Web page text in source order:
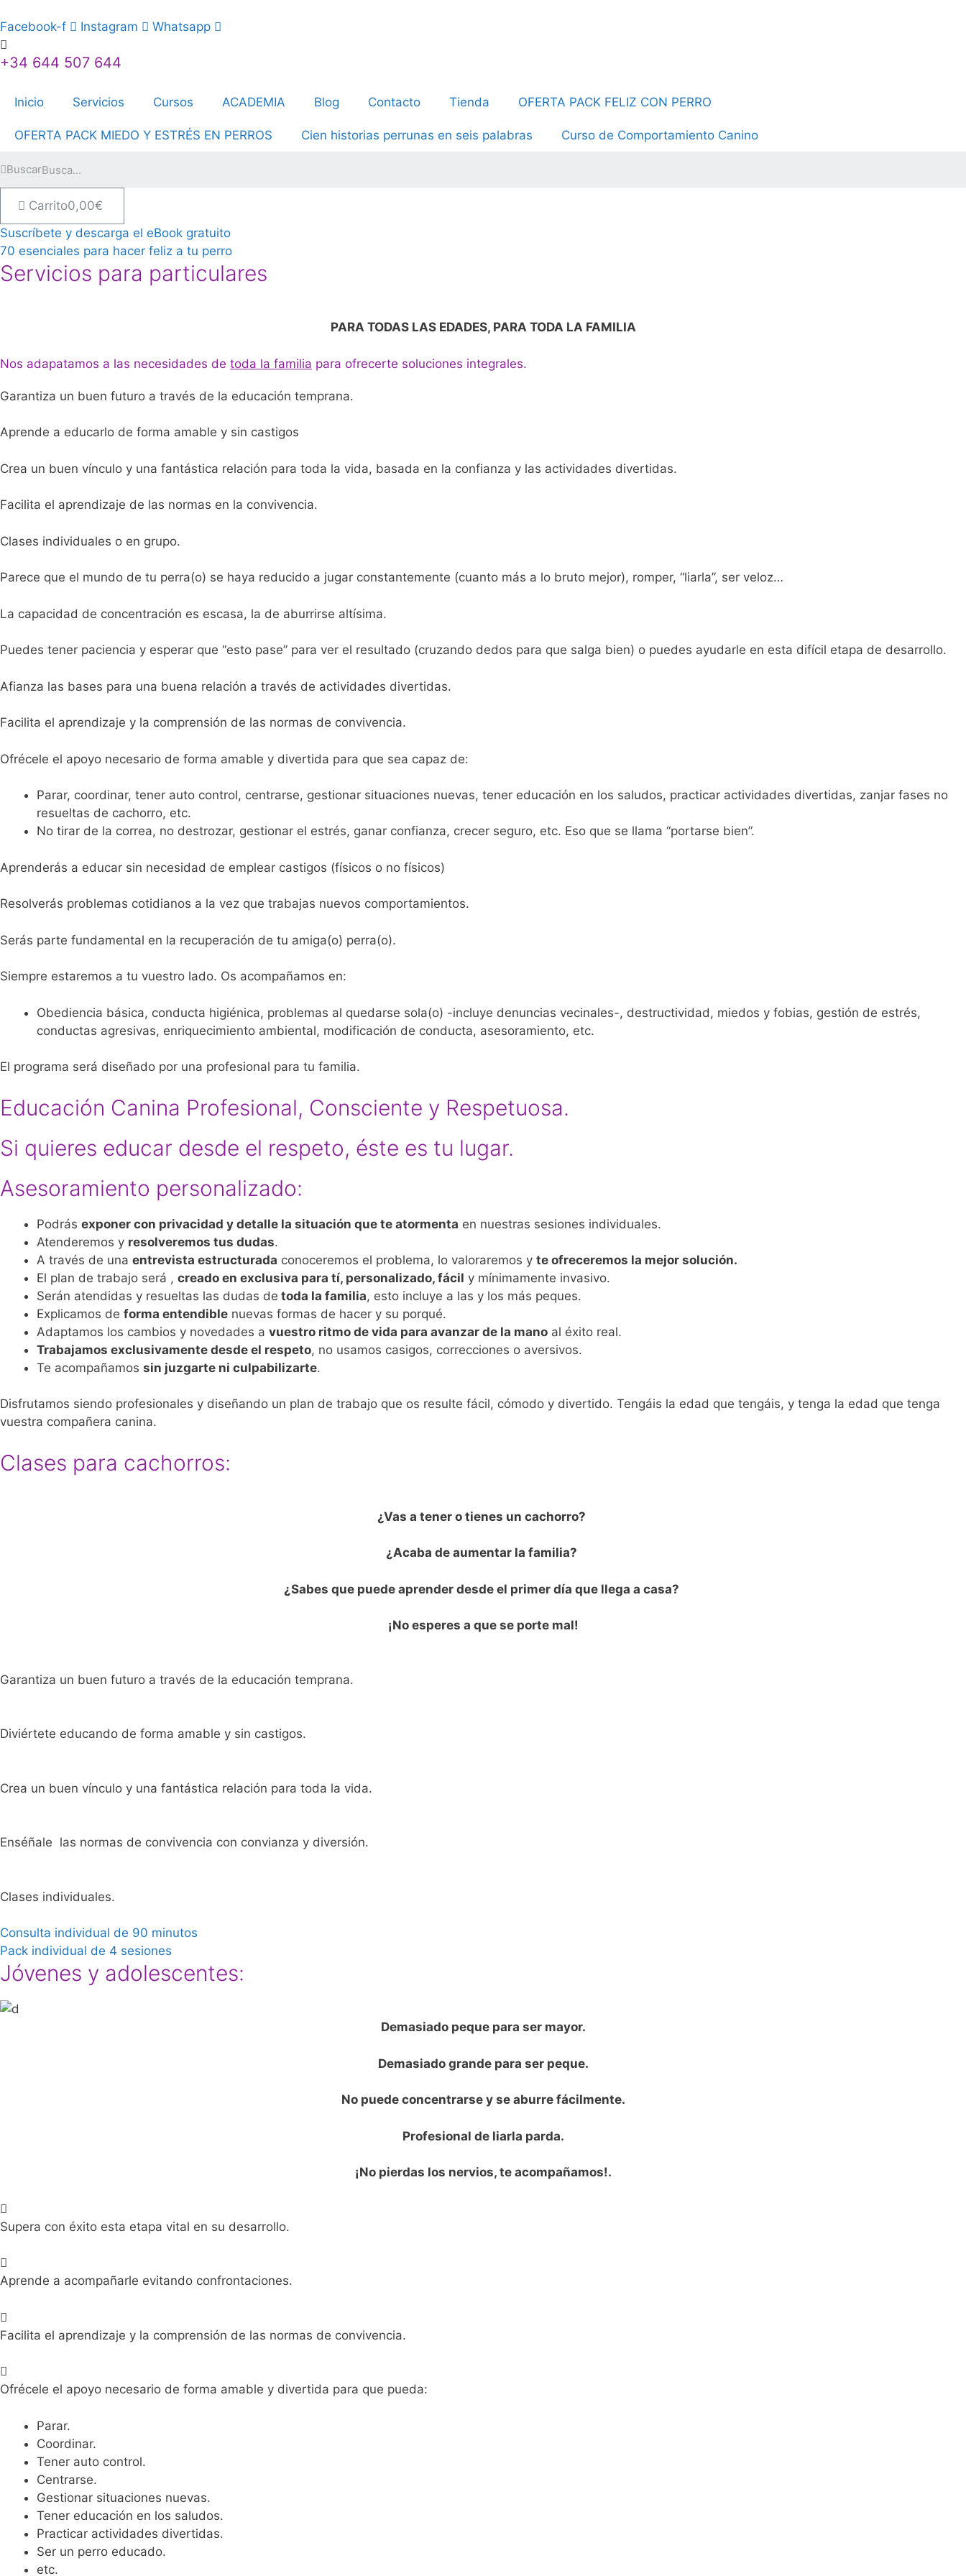
Facebook-f Instagram Whatsapp
+34 644 507 644
Inicio Servicios Cursos ACADEMIA Blog Contacto Tienda OFERTA PACK FELIZ CON PERRO
OFERTA PACK MIEDO Y ESTRÉS EN PERROS Cien historias perrunas en seis palabras Curso de Comportamiento Canino
Buscar
0,00€
Carrito
Suscríbete y descarga el eBook gratuito
70 esenciales para hacer feliz a tu perro
Servicios para particulares
PARA TODAS LAS EDADES, PARA TODA LA FAMILIA
Nos adapatamos a las necesidades de toda la familia para ofrecerte soluciones integrales.
Garantiza un buen futuro a través de la educación temprana.
Aprende a educarlo de forma amable y sin castigos
Crea un buen vínculo y una fantástica relación para toda la vida, basada en la confianza y las actividades divertidas.
Facilita el aprendizaje de las normas en la convivencia.
Clases individuales o en grupo.
Parece que el mundo de tu perra(o) se haya reducido a jugar constantemente (cuanto más a lo bruto mejor), romper, “liarla”, ser veloz…
La capacidad de concentración es escasa, la de aburrirse altísima.
Puedes tener paciencia y esperar que “esto pase” para ver el resultado (cruzando dedos para que salga bien) o puedes ayudarle en esta difícil etapa de desarrollo.
Afianza las bases para una buena relación a través de actividades divertidas.
Facilita el aprendizaje y la comprensión de las normas de convivencia.
Ofrécele el apoyo necesario de forma amable y divertida para que sea capaz de:
Parar, coordinar, tener auto control, centrarse, gestionar situaciones nuevas, tener educación en los saludos, practicar actividades divertidas, zanjar fases no
resueltas de cachorro, etc.
No tirar de la correa, no destrozar, gestionar el estrés, ganar confianza, crecer seguro, etc. Eso que se llama “portarse bien”.
Aprenderás a educar sin necesidad de emplear castigos (físicos o no físicos)
Resolverás problemas cotidianos a la vez que trabajas nuevos comportamientos.
Serás parte fundamental en la recuperación de tu amiga(o) perra(o).
Siempre estaremos a tu vuestro lado. Os acompañamos en:
Obediencia básica, conducta higiénica, problemas al quedarse sola(o) -incluye denuncias vecinales-, destructividad, miedos y fobias, gestión de estrés,
conductas agresivas, enriquecimiento ambiental, modificación de conducta, asesoramiento, etc.
El programa será diseñado por una profesional para tu familia.
Educación Canina Profesional, Consciente y Respetuosa.
Si quieres educar desde el respeto, éste es tu lugar.
Asesoramiento personalizado:
Podrás exponer con privacidad y detalle la situación que te atormenta en nuestras sesiones individuales.
Atenderemos y resolveremos tus dudas.
A través de una entrevista estructurada conoceremos el problema, lo valoraremos y te ofreceremos la mejor solución.
El plan de trabajo será , creado en exclusiva para tí, personalizado, fácil y mínimamente invasivo.
Serán atendidas y resueltas las dudas de toda la familia, esto incluye a las y los más peques.
Explicamos de forma entendible nuevas formas de hacer y su porqué.
Adaptamos los cambios y novedades a vuestro ritmo de vida para avanzar de la mano al éxito real.
Trabajamos exclusivamente desde el respeto, no usamos casigos, correcciones o aversivos.
Te acompañamos sin juzgarte ni culpabilizarte.
Disfrutamos siendo profesionales y diseñando un plan de trabajo que os resulte fácil, cómodo y divertido. Tengáis la edad que tengáis, y tenga la edad que tenga
vuestra compañera canina.
Clases para cachorros:
¿Vas a tener o tienes un cachorro?
¿Acaba de aumentar la familia?
¿Sabes que puede aprender desde el primer día que llega a casa?
¡No esperes a que se porte mal!
Garantiza un buen futuro a través de la educación temprana.
Diviértete educando de forma amable y sin castigos.
Crea un buen vínculo y una fantástica relación para toda la vida.
Enséñale las normas de convivencia con convianza y diversión.
Clases individuales.
Consulta individual de 90 minutos
Pack individual de 4 sesiones
Jóvenes y adolescentes:
Demasiado peque para ser mayor.
Demasiado grande para ser peque.
No puede concentrarse y se aburre fácilmente.
Profesional de liarla parda.
¡No pierdas los nervios, te acompañamos!.
Supera con éxito esta etapa vital en su desarrollo.
Aprende a acompañarle evitando confrontaciones.
Facilita el aprendizaje y la comprensión de las normas de convivencia.
Ofrécele el apoyo necesario de forma amable y divertida para que pueda:
Parar.
Coordinar.
Tener auto control.
Centrarse.
Gestionar situaciones nuevas.
Tener educación en los saludos.
Practicar actividades divertidas.
Ser un perro educado.
etc.